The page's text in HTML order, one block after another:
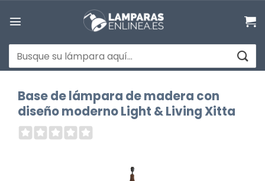
Buscar
por:
Base de lámpara de madera con
diseño moderno Light & Living Xitta